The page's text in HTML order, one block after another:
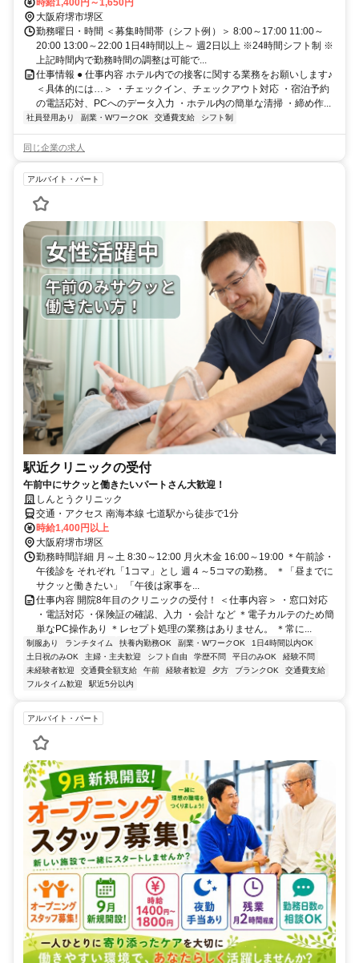
時給1,400円～1,650円
大阪府堺市堺区
勤務曜日・時間 ＜募集時間帯（シフト例）＞ 8:00～17:00 11:00～
20:00 13:00～22:00 1日4時間以上～ 週2日以上 ※24時間シフト制 ※
上記時間内で勤務時間の調整は可能で...
仕事情報 ● 仕事内容 ホテル内での接客に関する業務をお願いします♪
＜具体的には…＞ ・チェックイン、チェックアウト対応 ・宿泊予約
の電話応対、PCへのデータ入力 ・ホテル内の簡単な清掃 ・締め作...
社員登用あり 副業・WワークOK 交通費支給 シフト制
同じ企業の求人
アルバイト・パート
駅近クリニックの受付
午前中にサクッと働きたいパートさん大歓迎！
しんとうクリニック
交通・アクセス 南海本線 七道駅から徒歩で1分
時給1,400円以上
大阪府堺市堺区
勤務時間詳細 月～土 8:30～12:00 月火木金 16:00～19:00 ＊午前診・
午後診を それぞれ「1コマ」とし 週４～5コマの勤務。 ＊「昼までに
サクッと働きたい」 「午後は家事を...
仕事内容 開院8年目のクリニックの受付！ ＜仕事内容＞ ・窓口対応
・電話対応 ・保険証の確認、入力 ・会計 など ＊電子カルテのため簡
単なPC操作あり ＊レセプト処理の業務はありません。 ＊常に...
制服あり ランチタイム 扶養内勤務OK 副業・WワークOK
1日4時間以内OK
土日祝のみOK
主婦・主夫歓迎 シフト自由 学歴不問 平日のみOK
経験不問
未経験者歓迎
交通費全額支給 午前 経験者歓迎 夕方 ブランクOK
交通費支給
フルタイム歓迎
駅近5分以内
アルバイト・パート